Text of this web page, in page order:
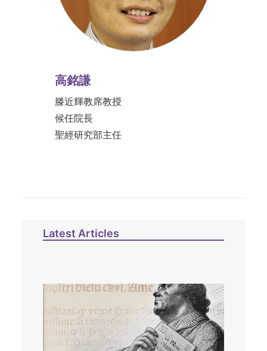
高銘謙
滕近輝教席教授
候任院長
聖經研究部主任
Latest Articles